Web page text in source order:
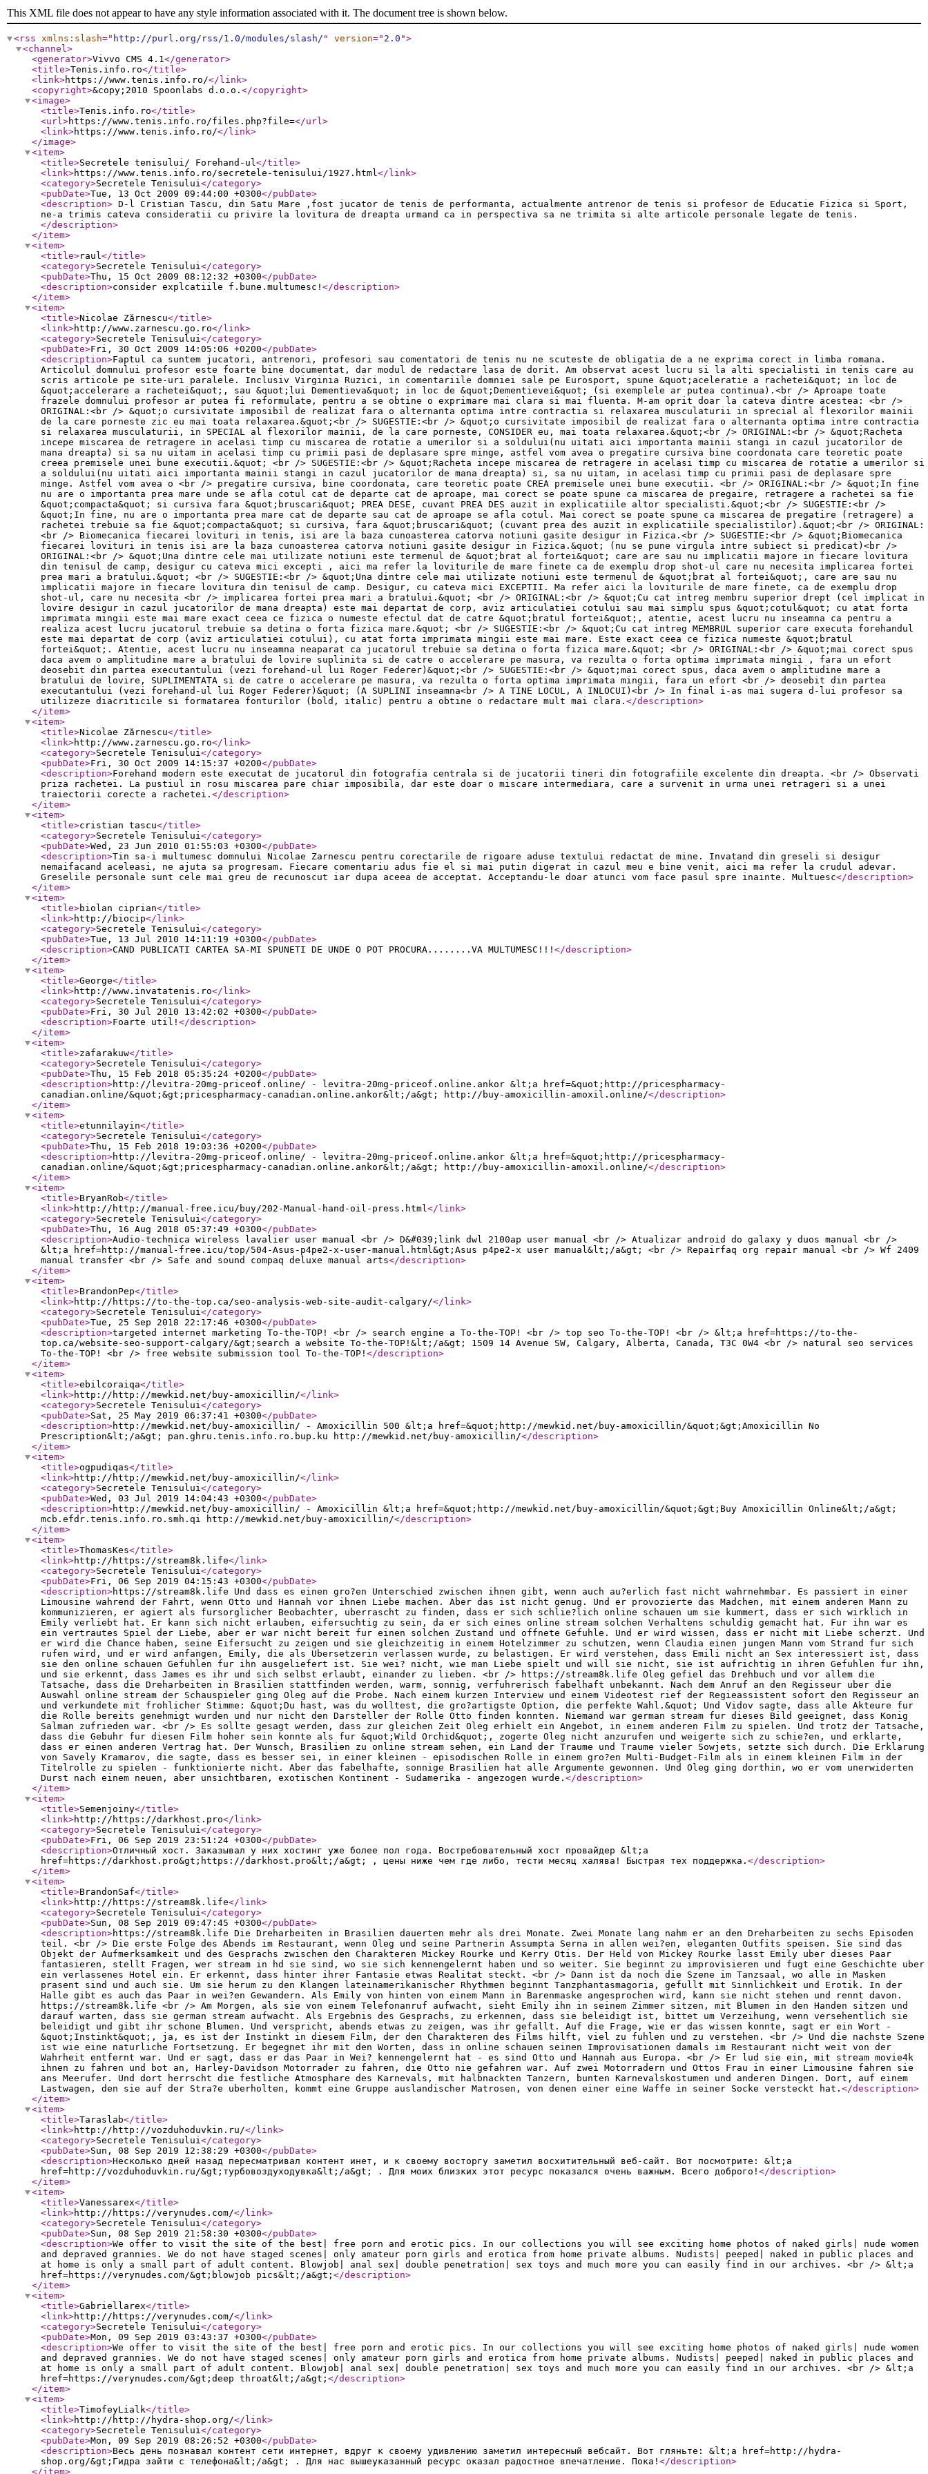
This XML file does not appear to have any style information associated with it. The document tree is shown below.
<rss xmlns:slash=" http://purl.org/rss/1.0/modules/slash/ " version=" 2.0 ">
<channel>
<generator>Vivvo CMS 4.1</generator>
<title>Tenis.info.ro</title>
<link>https://www.tenis.info.ro/</link>
<copyright>&copy;2010 Spoonlabs d.o.o. </copyright>
<image>
<title>Tenis.info.ro</title>
<url>https://www.tenis.info.ro/files.php?file=</url>
<link>https://www.tenis.info.ro/</link>
</image>
<item>
<title>Secretele tenisului/ Forehand-ul</title>
<link>https://www.tenis.info.ro/secretele-tenisului/1927.html</link>
<category>Secretele Tenisului</category>
<pubDate>Tue, 13 Oct 2009 09:44:00 +0300</pubDate>
<description> D-l Cristian Tascu, din Satu Mare ,fost jucator de tenis de performanta, actualmente antrenor de tenis si profesor de Educatie Fizica si Sport,
ne-a trimis cateva consideratii cu privire la lovitura de dreapta urmand ca in perspectiva sa ne trimita si alte articole personale legate de tenis.
</description>
</item>
<item>
<title>raul</title>
<category>Secretele Tenisului</category>
<pubDate>Thu, 15 Oct 2009 08:12:32 +0300</pubDate>
<description>consider explcatiile f.bune.multumesc! </description>
</item>
<item>
<title>Nicolae Zărnescu</title>
<link>http://www.zarnescu.go.ro</link>
<category>Secretele Tenisului</category>
<pubDate>Fri, 30 Oct 2009 14:05:06 +0200</pubDate>
<description>Faptul ca suntem jucatori, antrenori, profesori sau comentatori de tenis nu ne scuteste de obligatia de a ne exprima corect in limba romana.
Articolul domnului profesor este foarte bine documentat, dar modul de redactare lasa de dorit. Am observat acest lucru si la alti specialisti in tenis care au
scris articole pe site-uri paralele. Inclusiv Virginia Ruzici, in comentariile domniei sale pe Eurosport, spune &quot;aceleratie a rachetei&quot; in loc de
&quot;accelerare a rachetei&quot;, sau &quot;lui Dementieva&quot; in loc de &quot;Dementievei&quot; (si exemplele ar putea continua).<br /> Aproape toate
frazele domnului profesor ar putea fi reformulate, pentru a se obtine o exprimare mai clara si mai fluenta. M-am oprit doar la cateva dintre acestea: <br />
ORIGINAL:<br /> &quot;o cursivitate imposibil de realizat fara o alternanta optima intre contractia si relaxarea musculaturii in sprecial al flexorilor mainii
de la care porneste zic eu mai toata relaxarea.&quot;<br /> SUGESTIE:<br /> &quot;o cursivitate imposibil de realizat fara o alternanta optima intre contractia
si relaxarea musculaturii, in SPECIAL al flexorilor mainii, de la care porneste, CONSIDER eu, mai toata relaxarea.&quot;<br /> ORIGINAL:<br /> &quot;Racheta
incepe miscarea de retragere in acelasi timp cu miscarea de rotatie a umerilor si a soldului(nu uitati aici importanta mainii stangi in cazul jucatorilor de
mana dreapta) si sa nu uitam in acelasi timp cu primii pasi de deplasare spre minge, astfel vom avea o pregatire cursiva bine coordonata care teoretic poate
creea premisele unei bune executii.&quot; <br /> SUGESTIE:<br /> &quot;Racheta incepe miscarea de retragere in acelasi timp cu miscarea de rotatie a umerilor si
a soldului(nu uitati aici importanta mainii stangi in cazul jucatorilor de mana dreapta) si, sa nu uitam, in acelasi timp cu primii pasi de deplasare spre
minge. Astfel vom avea o <br /> pregatire cursiva, bine coordonata, care teoretic poate CREA premisele unei bune executii. <br /> ORIGINAL:<br /> &quot;In fine
nu are o importanta prea mare unde se afla cotul cat de departe cat de aproape, mai corect se poate spune ca miscarea de pregaire, retragere a rachetei sa fie
&quot;compacta&quot; si cursiva fara &quot;bruscari&quot; PREA DESE, cuvant PREA DES auzit in explicatiile altor specialisti.&quot;<br /> SUGESTIE:<br />
&quot;In fine, nu are o importanta prea mare cat de departe sau cat de aproape se afla cotul. Mai corect se poate spune ca miscarea de pregatire (retragere) a
rachetei trebuie sa fie &quot;compacta&quot; si cursiva, fara &quot;bruscari&quot; (cuvant prea des auzit in explicatiile specialistilor).&quot;<br /> ORIGINAL:
<br /> Biomecanica fiecarei lovituri in tenis, isi are la baza cunoasterea catorva notiuni gasite desigur in Fizica.<br /> SUGESTIE:<br /> &quot;Biomecanica
fiecarei lovituri in tenis isi are la baza cunoasterea catorva notiuni gasite desigur in Fizica.&quot; (nu se pune virgula intre subiect si predicat)<br />
ORIGINAL:<br /> &quot;Una dintre cele mai utilizate notiuni este termenul de &quot;brat al fortei&quot; care are sau nu implicatii majore in fiecare lovitura
din tenisul de camp, desigur cu cateva mici excepti , aici ma refer la loviturile de mare finete ca de exemplu drop shot-ul care nu necesita implicarea fortei
prea mari a bratului.&quot; <br /> SUGESTIE:<br /> &quot;Una dintre cele mai utilizate notiuni este termenul de &quot;brat al fortei&quot;, care are sau nu
implicatii majore in fiecare lovitura din tenisul de camp. Desigur, cu cateva mici EXCEPTII. Ma refer aici la loviturile de mare finete, ca de exemplu drop
shot-ul, care nu necesita <br /> implicarea fortei prea mari a bratului.&quot; <br /> ORIGINAL:<br /> &quot;Cu cat intreg membru superior drept (cel implicat in
lovire desigur in cazul jucatorilor de mana dreapta) este mai departat de corp, aviz articulatiei cotului sau mai simplu spus &quot;cotul&quot; cu atat forta
imprimata mingii este mai mare exact ceea ce fizica o numeste efectul dat de catre &quot;bratul fortei&quot;, atentie, acest lucru nu inseamna ca pentru a
realiza acest lucru jucatorul trebuie sa detina o forta fizica mare.&quot; <br /> SUGESTIE:<br /> &quot;Cu cat intreg MEMBRUL superior care executa forehandul
este mai departat de corp (aviz articulatiei cotului), cu atat forta imprimata mingii este mai mare. Este exact ceea ce fizica numeste &quot;bratul
fortei&quot;. Atentie, acest lucru nu inseamna neaparat ca jucatorul trebuie sa detina o forta fizica mare.&quot; <br /> ORIGINAL:<br /> &quot;mai corect spus
daca avem o amplitudine mare a bratului de lovire suplinita si de catre o accelerare pe masura, va rezulta o forta optima imprimata mingii , fara un efort
deosebit din partea executantului (vezi forehand-ul lui Roger Federer)&quot;<br /> SUGESTIE:<br /> &quot;mai corect spus, daca avem o amplitudine mare a
bratului de lovire, SUPLIMENTATA si de catre o accelerare pe masura, va rezulta o forta optima imprimata mingii, fara un efort <br /> deosebit din partea
executantului (vezi forehand-ul lui Roger Federer)&quot; (A SUPLINI inseamna<br /> A TINE LOCUL, A INLOCUI)<br /> In final i-as mai sugera d-lui profesor sa
utilizeze diacriticile si formatarea fonturilor (bold, italic) pentru a obtine o redactare mult mai clara. </description>
</item>
<item>
<title>Nicolae Zărnescu</title>
<link>http://www.zarnescu.go.ro</link>
<category>Secretele Tenisului</category>
<pubDate>Fri, 30 Oct 2009 14:15:37 +0200</pubDate>
<description>Forehand modern este executat de jucatorul din fotografia centrala si de jucatorii tineri din fotografiile excelente din dreapta. <br /> Observati
priza rachetei. La pustiul in rosu miscarea pare chiar imposibila, dar este doar o miscare intermediara, care a survenit in urma unei retrageri si a unei
traiectorii corecte a rachetei. </description>
</item>
<item>
<title>cristian tascu</title>
<category>Secretele Tenisului</category>
<pubDate>Wed, 23 Jun 2010 01:55:03 +0300</pubDate>
<description>Tin sa-i multumesc domnului Nicolae Zarnescu pentru corectarile de rigoare aduse textului redactat de mine. Invatand din greseli si desigur
nemaifacand aceleasi, ne ajuta sa progresam. Fiecare comentariu adus fie el si mai putin digerat in cazul meu e bine venit, aici ma refer la crudul adevar.
Greselile personale sunt cele mai greu de recunoscut iar dupa aceea de acceptat. Acceptandu-le doar atunci vom face pasul spre inainte. Multuesc</description>
</item>
<item>
<title>biolan ciprian</title>
<link>http://biocip</link>
<category>Secretele Tenisului</category>
<pubDate>Tue, 13 Jul 2010 14:11:19 +0300</pubDate>
<description>CAND PUBLICATI CARTEA SA-MI SPUNETI DE UNDE O POT PROCURA........VA MULTUMESC!!! </description>
</item>
<item>
<title>George</title>
<link>http://www.invatatenis.ro</link>
<category>Secretele Tenisului</category>
<pubDate>Fri, 30 Jul 2010 13:42:02 +0300</pubDate>
<description>Foarte util! </description>
</item>
<item>
<title>zafarakuw</title>
<category>Secretele Tenisului</category>
<pubDate>Thu, 15 Feb 2018 05:35:24 +0200</pubDate>
<description>http://levitra-20mg-priceof.online/ - levitra-20mg-priceof.online.ankor &lt;a href=&quot;http://pricespharmacy-
canadian.online/&quot;&gt;pricespharmacy-canadian.online.ankor&lt;/a&gt; http://buy-amoxicillin-amoxil.online/</description>
</item>
<item>
<title>etunnilayin</title>
<category>Secretele Tenisului</category>
<pubDate>Thu, 15 Feb 2018 19:03:36 +0200</pubDate>
<description>http://levitra-20mg-priceof.online/ - levitra-20mg-priceof.online.ankor &lt;a href=&quot;http://pricespharmacy-
canadian.online/&quot;&gt;pricespharmacy-canadian.online.ankor&lt;/a&gt; http://buy-amoxicillin-amoxil.online/</description>
</item>
<item>
<title>BryanRob</title>
<link>http://http://manual-free.icu/buy/202-Manual-hand-oil-press.html</link>
<category>Secretele Tenisului</category>
<pubDate>Thu, 16 Aug 2018 05:37:49 +0300</pubDate>
<description>Audio-technica wireless lavalier user manual <br /> D&#039;link dwl 2100ap user manual <br /> Atualizar android do galaxy y duos manual <br />
&lt;a href=http://manual-free.icu/top/504-Asus-p4pe2-x-user-manual.html&gt;Asus p4pe2-x user manual&lt;/a&gt; <br /> Repairfaq org repair manual <br /> Wf 2409
manual transfer <br /> Safe and sound compaq deluxe manual arts</description>
</item>
<item>
<title>BrandonPep</title>
<link>http://https://to-the-top.ca/seo-analysis-web-site-audit-calgary/</link>
<category>Secretele Tenisului</category>
<pubDate>Tue, 25 Sep 2018 22:17:46 +0300</pubDate>
<description>targeted internet marketing To-the-TOP! <br /> search engine a To-the-TOP! <br /> top seo To-the-TOP! <br /> &lt;a href=https://to-the-
top.ca/website-seo-support-calgary/&gt;search a website To-the-TOP!&lt;/a&gt; 1509 14 Avenue SW, Calgary, Alberta, Canada, T3C 0W4 <br /> natural seo services
To-the-TOP! <br /> free website submission tool To-the-TOP! </description>
</item>
<item>
<title>ebilcoraiqa</title>
<link>http://http://mewkid.net/buy-amoxicillin/</link>
<category>Secretele Tenisului</category>
<pubDate>Sat, 25 May 2019 06:37:41 +0300</pubDate>
<description>http://mewkid.net/buy-amoxicillin/ - Amoxicillin 500 &lt;a href=&quot;http://mewkid.net/buy-amoxicillin/&quot;&gt;Amoxicillin No
Prescription&lt;/a&gt; pan.ghru.tenis.info.ro.bup.ku http://mewkid.net/buy-amoxicillin/</description>
</item>
<item>
<title>ogpudiqas</title>
<link>http://http://mewkid.net/buy-amoxicillin/</link>
<category>Secretele Tenisului</category>
<pubDate>Wed, 03 Jul 2019 14:04:43 +0300</pubDate>
<description>http://mewkid.net/buy-amoxicillin/ - Amoxicillin &lt;a href=&quot;http://mewkid.net/buy-amoxicillin/&quot;&gt;Buy Amoxicillin Online&lt;/a&gt;
mcb.efdr.tenis.info.ro.smh.qi http://mewkid.net/buy-amoxicillin/</description>
</item>
<item>
<title>ThomasKes</title>
<link>http://https://stream8k.life</link>
<category>Secretele Tenisului</category>
<pubDate>Fri, 06 Sep 2019 04:15:43 +0300</pubDate>
<description>https://stream8k.life Und dass es einen gro?en Unterschied zwischen ihnen gibt, wenn auch au?erlich fast nicht wahrnehmbar. Es passiert in einer
Limousine wahrend der Fahrt, wenn Otto und Hannah vor ihnen Liebe machen. Aber das ist nicht genug. Und er provozierte das Madchen, mit einem anderen Mann zu
kommunizieren, er agiert als fursorglicher Beobachter, uberrascht zu finden, dass er sich schlie?lich online schauen um sie kummert, dass er sich wirklich in
Emily verliebt hat. Er kann sich nicht erlauben, eifersuchtig zu sein, da er sich eines online stream solchen Verhaltens schuldig gemacht hat. Fur ihn war es
ein vertrautes Spiel der Liebe, aber er war nicht bereit fur einen solchen Zustand und offnete Gefuhle. Und er wird wissen, dass er nicht mit Liebe scherzt. Und
er wird die Chance haben, seine Eifersucht zu zeigen und sie gleichzeitig in einem Hotelzimmer zu schutzen, wenn Claudia einen jungen Mann vom Strand fur sich
rufen wird, und er wird anfangen, Emily, die als Ubersetzerin verlassen wurde, zu belastigen. Er wird verstehen, dass Emili nicht an Sex interessiert ist, dass
sie den online schauen Gefuhlen fur ihn ausgeliefert ist. Sie wei? nicht, wie man Liebe spielt und will sie nicht, sie ist aufrichtig in ihren Gefuhlen fur ihn,
und sie erkennt, dass James es ihr und sich selbst erlaubt, einander zu lieben. <br /> https://stream8k.life Oleg gefiel das Drehbuch und vor allem die
Tatsache, dass die Dreharbeiten in Brasilien stattfinden werden, warm, sonnig, verfuhrerisch fabelhaft unbekannt. Nach dem Anruf an den Regisseur uber die
Auswahl online stream der Schauspieler ging Oleg auf die Probe. Nach einem kurzen Interview und einem Videotest rief der Regieassistent sofort den Regisseur an
und verkundete mit frohlicher Stimme: &quot;Du hast, was du wolltest, die gro?artigste Option, die perfekte Wahl.&quot; Und Vidov sagte, dass alle Akteure fur
die Rolle bereits genehmigt wurden und nur nicht den Darsteller der Rolle Otto finden konnten. Niemand war german stream fur dieses Bild geeignet, dass Konig
Salman zufrieden war. <br /> Es sollte gesagt werden, dass zur gleichen Zeit Oleg erhielt ein Angebot, in einem anderen Film zu spielen. Und trotz der Tatsache,
dass die Gebuhr fur diesen Film hoher sein konnte als fur &quot;Wild Orchid&quot;, zogerte Oleg nicht anzurufen und weigerte sich zu schie?en, und erklarte,
dass er einen anderen Vertrag hat. Der Wunsch, Brasilien zu online stream sehen, ein Land der Traume und Traume vieler Sowjets, setzte sich durch. Die Erklarung
von Savely Kramarov, die sagte, dass es besser sei, in einer kleinen - episodischen Rolle in einem gro?en Multi-Budget-Film als in einem kleinen Film in der
Titelrolle zu spielen - funktionierte nicht. Aber das fabelhafte, sonnige Brasilien hat alle Argumente gewonnen. Und Oleg ging dorthin, wo er vom unerwiderten
Durst nach einem neuen, aber unsichtbaren, exotischen Kontinent - Sudamerika - angezogen wurde. </description>
</item>
<item>
<title>Semenjoiny</title>
<link>http://https://darkhost.pro</link>
<category>Secretele Tenisului</category>
<pubDate>Fri, 06 Sep 2019 23:51:24 +0300</pubDate>
<description>Отличный хост. Заказывал у них хостинг уже более пол года. Востребовательный хост провайдер &lt;a
href=https://darkhost.pro&gt;https://darkhost.pro&lt;/a&gt; , цены ниже чем где либо, тести месяц халява! Быстрая тех поддержка. </description>
</item>
<item>
<title>BrandonSaf</title>
<link>http://https://stream8k.life</link>
<category>Secretele Tenisului</category>
<pubDate>Sun, 08 Sep 2019 09:47:45 +0300</pubDate>
<description>https://stream8k.life Die Dreharbeiten in Brasilien dauerten mehr als drei Monate. Zwei Monate lang nahm er an den Dreharbeiten zu sechs Episoden
teil. <br /> Die erste Folge des Abends im Restaurant, wenn Oleg und seine Partnerin Assumpta Serna in allen wei?en, eleganten Outfits speisen. Sie sind das
Objekt der Aufmerksamkeit und des Gesprachs zwischen den Charakteren Mickey Rourke und Kerry Otis. Der Held von Mickey Rourke lasst Emily uber dieses Paar
fantasieren, stellt Fragen, wer stream in hd sie sind, wo sie sich kennengelernt haben und so weiter. Sie beginnt zu improvisieren und fugt eine Geschichte uber
ein verlassenes Hotel ein. Er erkennt, dass hinter ihrer Fantasie etwas Realitat steckt. <br /> Dann ist da noch die Szene im Tanzsaal, wo alle in Masken
prasent sind und auch sie. Um sie herum zu den Klangen lateinamerikanischer Rhythmen beginnt Tanzphantasmagoria, gefullt mit Sinnlichkeit und Erotik. In der
Halle gibt es auch das Paar in wei?en Gewandern. Als Emily von hinten von einem Mann in Barenmaske angesprochen wird, kann sie nicht stehen und rennt davon.
https://stream8k.life <br /> Am Morgen, als sie von einem Telefonanruf aufwacht, sieht Emily ihn in seinem Zimmer sitzen, mit Blumen in den Handen sitzen und
darauf warten, dass sie german stream aufwacht. Als Ergebnis des Gesprachs, zu erkennen, dass sie beleidigt ist, bittet um Verzeihung, wenn versehentlich sie
beleidigt und gibt ihr schone Blumen. Und verspricht, abends etwas zu zeigen, was ihr gefallt. Auf die Frage, wie er das wissen konnte, sagt er ein Wort -
&quot;Instinkt&quot;, ja, es ist der Instinkt in diesem Film, der den Charakteren des Films hilft, viel zu fuhlen und zu verstehen. <br /> Und die nachste Szene
ist wie eine naturliche Fortsetzung. Er begegnet ihr mit den Worten, dass in online schauen seinen Improvisationen damals im Restaurant nicht weit von der
Wahrheit entfernt war. Und er sagt, dass er das Paar in Wei? kennengelernt hat - es sind Otto und Hannah aus Europa. <br /> Er lud sie ein, mit stream movie4k
ihnen zu fahren und bot an, Harley-Davidson Motorrader zu fahren, die Otto nie gefahren war. Auf zwei Motorradern und Ottos Frau in einer Limousine fahren sie
ans Meerufer. Und dort herrscht die festliche Atmosphare des Karnevals, mit halbnackten Tanzern, bunten Karnevalskostumen und anderen Dingen. Dort, auf einem
Lastwagen, den sie auf der Stra?e uberholten, kommt eine Gruppe auslandischer Matrosen, von denen einer eine Waffe in seiner Socke versteckt hat. </description>
</item>
<item>
<title>Taraslab</title>
<link>http://http://vozduhoduvkin.ru/</link>
<category>Secretele Tenisului</category>
<pubDate>Sun, 08 Sep 2019 12:38:29 +0300</pubDate>
<description>Несколько дней назад пересматривал контент инет, и к своему восторгу заметил восхитительный веб-сайт. Вот посмотрите: &lt;a
href=http://vozduhoduvkin.ru/&gt;турбовоздуходувка&lt;/a&gt; . Для моих близких этот ресурс показался очень важным. Всего доброго! </description>
</item>
<item>
<title>Vanessarex</title>
<link>http://https://verynudes.com/</link>
<category>Secretele Tenisului</category>
<pubDate>Sun, 08 Sep 2019 21:58:30 +0300</pubDate>
<description>We offer to visit the site of the best| free porn and erotic pics. In our collections you will see exciting home photos of naked girls| nude women
and depraved grannies. We do not have staged scenes| only amateur porn girls and erotica from home private albums. Nudists| peeped| naked in public places and
at home is only a small part of adult content. Blowjob| anal sex| double penetration| sex toys and much more you can easily find in our archives. <br /> &lt;a
href=https://verynudes.com/&gt;blowjob pics&lt;/a&gt; </description>
</item>
<item>
<title>Gabriellarex</title>
<link>http://https://verynudes.com/</link>
<category>Secretele Tenisului</category>
<pubDate>Mon, 09 Sep 2019 03:43:37 +0300</pubDate>
<description>We offer to visit the site of the best| free porn and erotic pics. In our collections you will see exciting home photos of naked girls| nude women
and depraved grannies. We do not have staged scenes| only amateur porn girls and erotica from home private albums. Nudists| peeped| naked in public places and
at home is only a small part of adult content. Blowjob| anal sex| double penetration| sex toys and much more you can easily find in our archives. <br /> &lt;a
href=https://verynudes.com/&gt;deep throat&lt;/a&gt; </description>
</item>
<item>
<title>TimofeyLialk</title>
<link>http://http://hydra-shop.org/</link>
<category>Secretele Tenisului</category>
<pubDate>Mon, 09 Sep 2019 08:26:52 +0300</pubDate>
<description>Весь день познавал контент сети интернет, вдруг к своему удивлению заметил интересный вебсайт. Вот гляньте: &lt;a href=http://hydra-
shop.org/&gt;Гидра зайти с телефона&lt;/a&gt; . Для нас вышеуказанный ресурс оказал радостное впечатление. Пока! </description>
</item>